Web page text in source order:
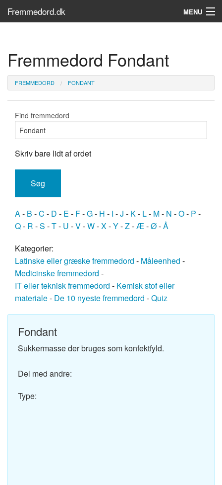
Fremmedord.dk MENU
Søg...
Find bøger
Fremmedord Fondant
FREMMEDORD FONDANT
Find fremmedord
Skriv bare lidt af ordet
A- B -C - D - E - F-G- H - I -J - K- L- M- N -O- P -
Q- R -S -T- U -V-W-X-Y-Z-Æ-Ø-Å
Kategorier:
Latinske eller græske fremmedord - Måleenhed -
Medicinske fremmedord -
IT eller teknisk fremmedord - Kemisk stof eller
materiale- De 10 nyeste fremmedord -Quiz
Fondant
Sukkermasse der bruges som konfektfyld.
Del med andre:
Type: